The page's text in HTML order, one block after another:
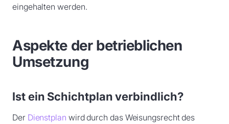
eingehalten werden.
Aspekte der betrieblichen
Umsetzung
Ist ein Schichtplan verbindlich?
Der Dienstplan wird durch das Weisungsrecht des